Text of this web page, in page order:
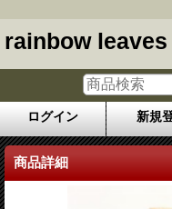
rainbow leaves
ログイン 新規
商品詳細